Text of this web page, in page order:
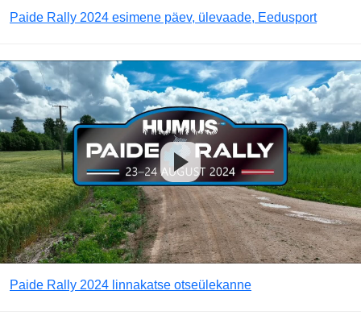
Paide Rally 2024 esimene päev, ülevaade, Eedusport
Paide Rally 2024 linnakatse otseülekanne